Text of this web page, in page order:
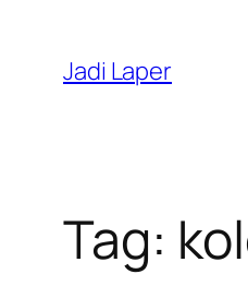
content
Jadi Laper
Tag: